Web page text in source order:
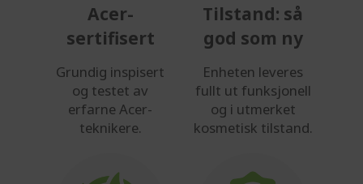
Acer-
sertifisert
Grundig inspisert
og testet av
erfarne Acer-
teknikere.
Tilstand: så
god som ny
Enheten leveres
fullt ut funksjonell
og i utmerket
kosmetisk tilstand.